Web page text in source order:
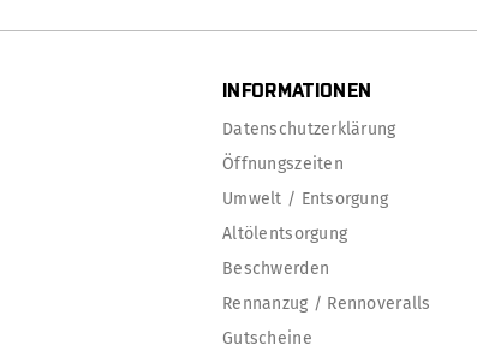
INFORMATIONEN
Datenschutzerklärung
Öffnungszeiten
Umwelt / Entsorgung
Altölentsorgung
Beschwerden
Rennanzug / Rennoveralls
Gutscheine